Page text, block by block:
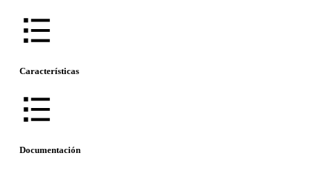
Características
Documentación